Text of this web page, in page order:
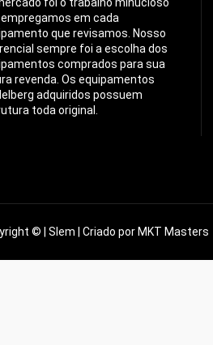
em cada
que revisamos. Nosso
sempre foi a escolha dos
comprados para sua
revenda. Os equipamentos
adquiridos possuem
toda original.
© | Slem | Criado por MKT Masters